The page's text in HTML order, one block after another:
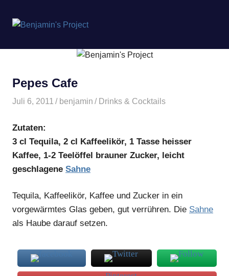
springen
Project
Pepes Cafe
Juli 6, 2011 benjamin Drinks & Cocktails
Zutaten:
3 cl Tequila, 2 cl Kaffeelikör, 1 Tasse heisser
Kaffee, 1-2 Teelöffel brauner Zucker, leicht
geschlagene Sahne
Tequila, Kaffeelikör, Kaffee und Zucker in ein
vorgewärmtes Glas geben, gut verrühren. Die Sahne
als Haube darauf setzen.